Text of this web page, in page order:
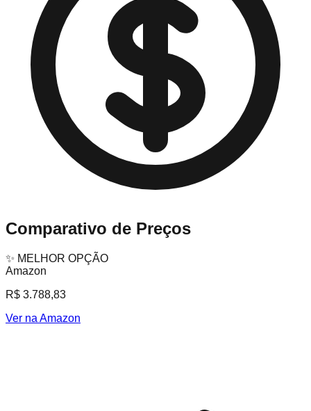
Comparativo de Preços
✨ MELHOR OPÇÃO
Amazon
R$ 3.788,83
Ver na Amazon